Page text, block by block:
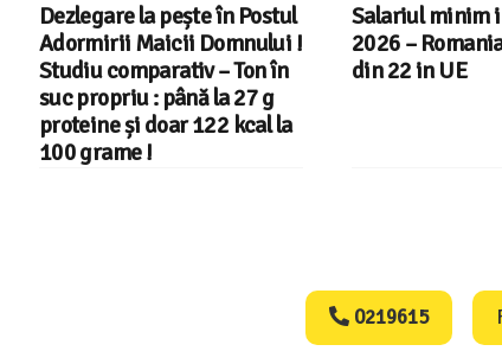
Salariul minim in Europa in
2026 – Romania pe locul 20
din 22 in UE
Cele mai bune
spalat vase
cu Aplicatia
0219615